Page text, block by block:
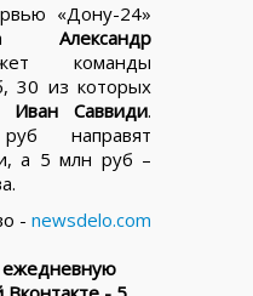
«Дону-24»
Александр
команды
30 из которых
Иван Саввиди.
направят
а 5 млн руб –
- newsdelo.com